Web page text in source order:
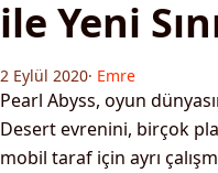
ile Yeni
2 Eylül 2020· Emre
Pearl Abyss, oyun
Desert evrenini, birçok
mobil taraf için ayrı